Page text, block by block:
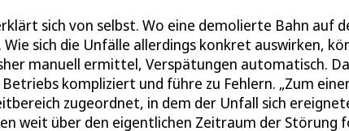
sich von selbst. Wo eine demolierte Bahn auf
sich die Unfälle allerdings konkret auswirken,
manuell ermittel, Verspätungen automatisch.
kompliziert und führe zu Fehlern. „Zum
zugeordnet, in dem der Unfall sich
weit über den eigentlichen Zeitraum der Störung